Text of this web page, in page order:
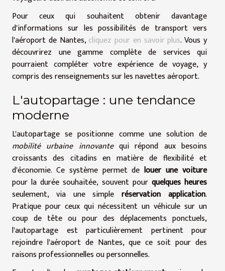
Pour ceux qui souhaitent obtenir davantage
d'informations sur les possibilités de transport vers
l'aéroport de Nantes,cliquez pour en savoir plus. Vous y
découvrirez une gamme complète de services qui
pourraient compléter votre expérience de voyage, y
compris des renseignements sur les navettes aéroport.
L'autopartage : une tendance
moderne
L'autopartage se positionne comme une solution de
mobilité urbaine innovantequi répond aux besoins
croissants des citadins en matière de flexibilité et
d'économie. Ce système permet delouer une voiture
pour la durée souhaitée, souvent pour quelques heures
seulement, via une simpleréservation application.
Pratique pour ceux qui nécessitent un véhicule sur un
coup de tête ou pour des déplacements ponctuels,
l'autopartage est particulièrement pertinent pour
rejoindre l'aéroport de Nantes, que ce soit pour des
raisons professionnelles ou personnelles.